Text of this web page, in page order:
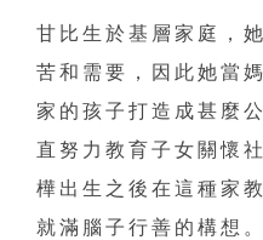
甘比生於基層家庭，
苦和需要，因此她當
家的孩子打造成甚麼
直努力教育子女關懷
樺出生之後在這種家
就滿腦子行善的構想。